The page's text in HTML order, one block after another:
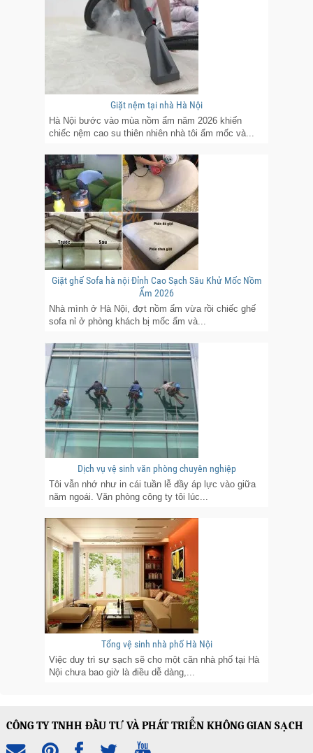
Giặt nệm tại nhà Hà Nội
Hà Nội bước vào mùa nồm ẩm năm 2026 khiến
chiếc nệm cao su thiên nhiên nhà tôi ẩm mốc và...
Giặt ghế Sofa hà nội Đỉnh Cao Sạch Sâu Khử Mốc Nồm
Ẩm 2026
Nhà mình ở Hà Nội, đợt nồm ẩm vừa rồi chiếc ghế
sofa nỉ ở phòng khách bị mốc ẩm và...
Dịch vụ vệ sinh văn phòng chuyên nghiệp
Tôi vẫn nhớ như in cái tuần lễ đầy áp lực vào giữa
năm ngoái. Văn phòng công ty tôi lúc...
Tổng vệ sinh nhà phố Hà Nội
Việc duy trì sự sạch sẽ cho một căn nhà phố tại Hà
Nội chưa bao giờ là điều dễ dàng,...
CÔNG TY TNHH ĐẦU TƯ VÀ PHÁT TRIỂN KHÔNG GIAN SẠCH